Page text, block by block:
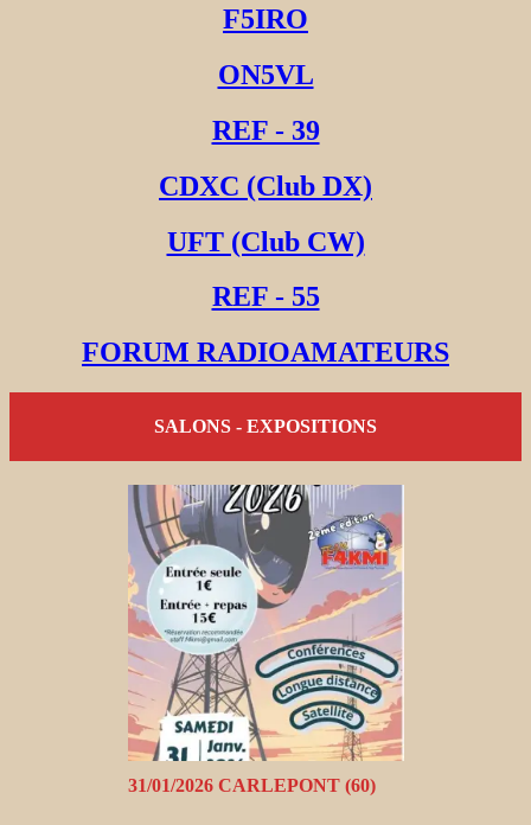
F5IRO
ON5VL
REF - 39
CDXC (Club DX)
UFT (Club CW)
REF - 55
FORUM RADIOAMATEURS
SALONS - EXPOSITIONS
31/01/2026 CARLEPONT (60)